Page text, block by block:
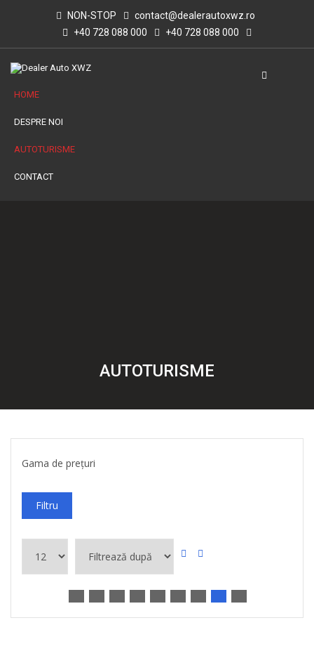
NON-STOP
contact@dealerautoxwz.ro
+40 728 088 000
+40 728 088 000
HOME
DESPRE NOI
AUTOTURISME
CONTACT
AUTOTURISME
Gama de prețuri
Filtru